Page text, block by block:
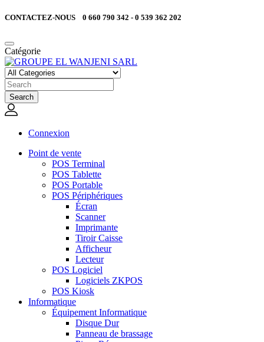
CONTACTEZ-NOUS 0 660 790 342 - 0 539 362 202
Catégorie
Search
Connexion
Point de vente
POS Terminal
POS Tablette
POS Portable
POS Périphériques
Écran
Scanner
Imprimante
Tiroir Caisse
Afficheur
Lecteur
POS Logiciel
Logiciels ZKPOS
POS Kiosk
Informatique
Équipement Informatique
Disque Dur
Panneau de brassage